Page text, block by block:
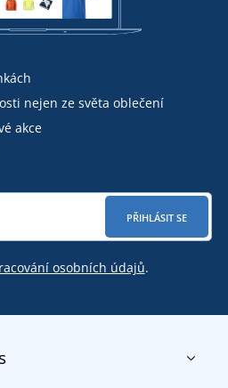
nejen ze světa oblečení
akce
PŘIHLÁSIT SE
osobních údajů.